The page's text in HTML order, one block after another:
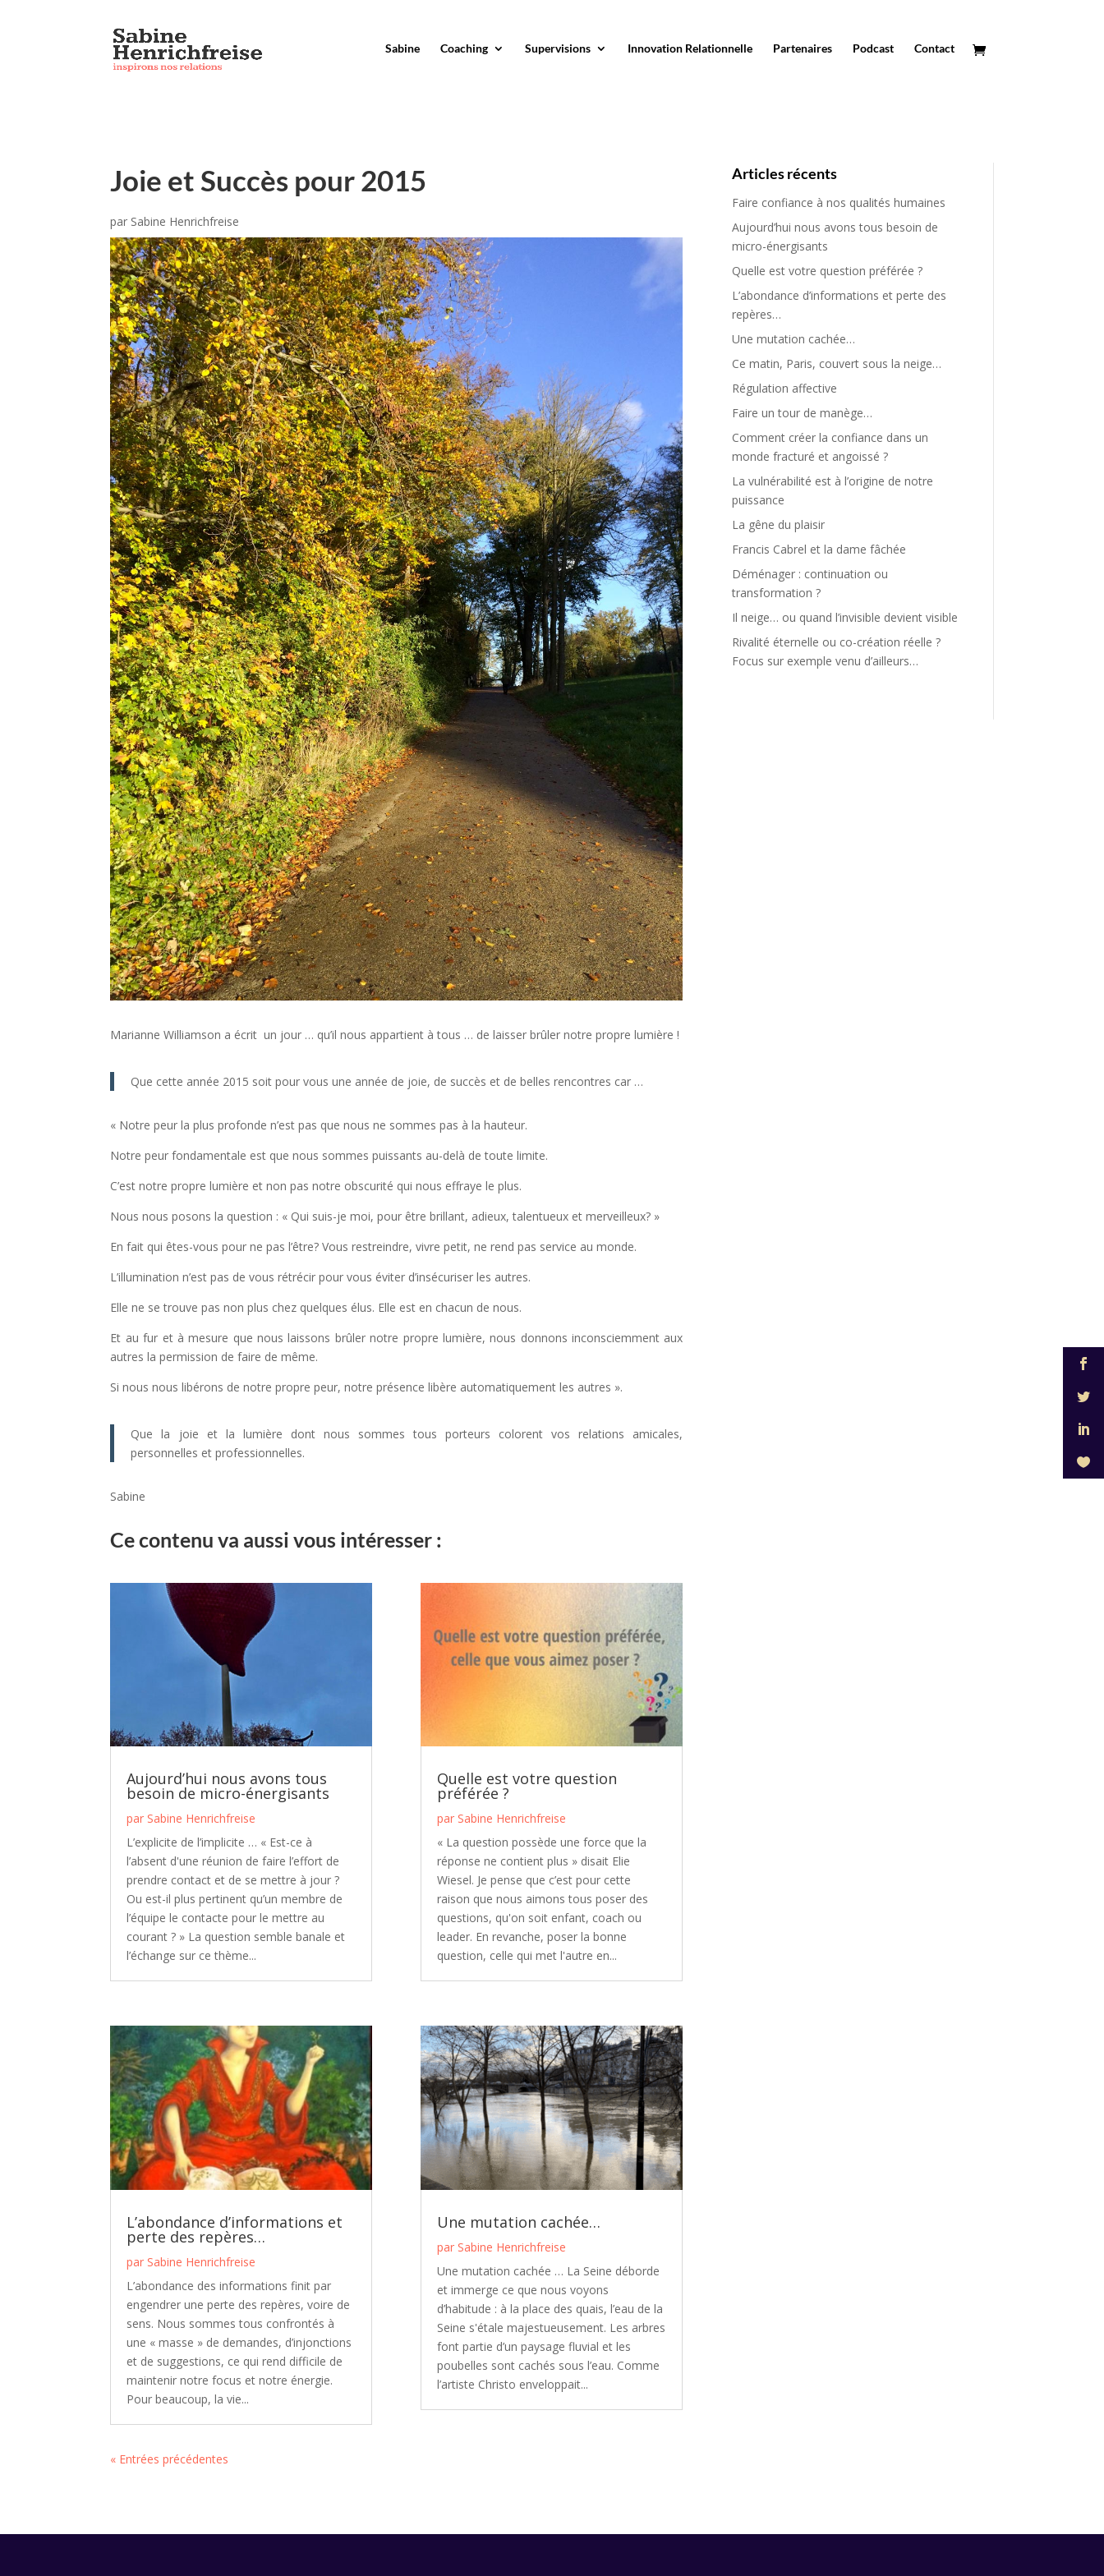
Sabine Coaching Supervisions Innovation Relationnelle Partenaires Podcast Contact
Joie et Succès pour 2015
par Sabine Henrichfreise
Marianne Williamson a écrit un jour … qu’il nous appartient à tous … de laisser brûler notre propre lumière !
Que cette année 2015 soit pour vous une année de joie, de succès et de belles rencontres car …
« Notre peur la plus profonde n’est pas que nous ne sommes pas à la hauteur.
Notre peur fondamentale est que nous sommes puissants au-delà de toute limite.
C’est notre propre lumière et non pas notre obscurité qui nous effraye le plus.
Nous nous posons la question : « Qui suis-je moi, pour être brillant, adieux, talentueux et merveilleux? »
En fait qui êtes-vous pour ne pas l’être? Vous restreindre, vivre petit, ne rend pas service au monde.
L’illumination n’est pas de vous rétrécir pour vous éviter d’insécuriser les autres.
Elle ne se trouve pas non plus chez quelques élus. Elle est en chacun de nous.
Et au fur et à mesure que nous laissons brûler notre propre lumière, nous donnons inconsciemment aux
autres la permission de faire de même.
Si nous nous libérons de notre propre peur, notre présence libère automatiquement les autres ».
Que la joie et la lumière dont nous sommes tous porteurs colorent vos relations amicales,
personnelles et professionnelles.
Sabine
Ce contenu va aussi vous intéresser :
Aujourd’hui nous avons tous
besoin de micro-énergisants
par Sabine Henrichfreise
L’explicite de l’implicite … « Est-ce à
l’absent d'une réunion de faire l’effort de
prendre contact et de se mettre à jour ?
Ou est-il plus pertinent qu’un membre de
l’équipe le contacte pour le mettre au
courant ? » La question semble banale et
l’échange sur ce thème...
L’abondance d’informations et
perte des repères…
par Sabine Henrichfreise
L’abondance des informations finit par
engendrer une perte des repères, voire de
sens. Nous sommes tous confrontés à
une « masse » de demandes, d’injonctions
et de suggestions, ce qui rend difficile de
maintenir notre focus et notre énergie.
Pour beaucoup, la vie...
Quelle est votre question
préférée ?
par Sabine Henrichfreise
« La question possède une force que la
réponse ne contient plus » disait Elie
Wiesel. Je pense que c’est pour cette
raison que nous aimons tous poser des
questions, qu'on soit enfant, coach ou
leader. En revanche, poser la bonne
question, celle qui met l'autre en...
Une mutation cachée…
par Sabine Henrichfreise
Une mutation cachée … La Seine déborde
et immerge ce que nous voyons
d’habitude : à la place des quais, l’eau de la
Seine s'étale majestueusement. Les arbres
font partie d’un paysage fluvial et les
poubelles sont cachés sous l’eau. Comme
l’artiste Christo enveloppait...
« Entrées précédentes
Articles récents
Faire confiance à nos qualités humaines
Aujourd’hui nous avons tous besoin de
micro-énergisants
Quelle est votre question préférée ?
L’abondance d’informations et perte des
repères…
Une mutation cachée…
Ce matin, Paris, couvert sous la neige…
Régulation affective
Faire un tour de manège…
Comment créer la confiance dans un
monde fracturé et angoissé ?
La vulnérabilité est à l’origine de notre
puissance
La gêne du plaisir
Francis Cabrel et la dame fâchée
Déménager : continuation ou
transformation ?
Il neige… ou quand l’invisible devient visible
Rivalité éternelle ou co-création réelle ?
Focus sur exemple venu d’ailleurs…